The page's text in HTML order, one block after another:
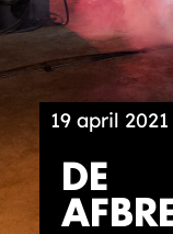
19 april 2021
DE